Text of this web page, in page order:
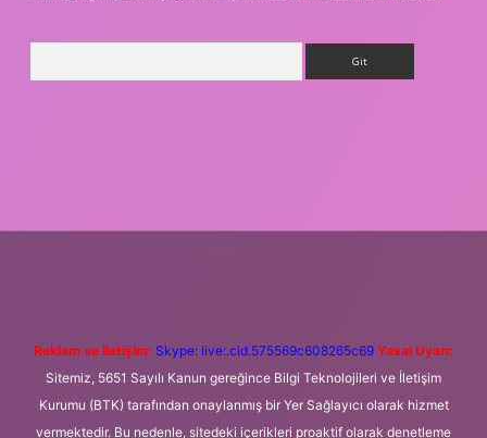
Reklam ve İletişim: Skype: live:.cid.575569c608265c69 Yasal Uyarı:
Sitemiz, 5651 Sayılı Kanun gereğince Bilgi Teknolojileri ve İletişim
Kurumu (BTK) tarafından onaylanmış bir Yer Sağlayıcı olarak hizmet
vermektedir. Bu nedenle, sitedeki içerikleri proaktif olarak denetleme